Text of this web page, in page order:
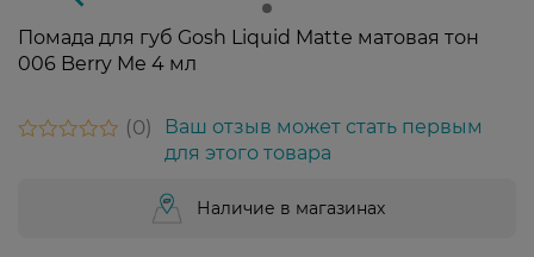
Помада для губ Gosh Liquid Matte матовая тон
006 Berry Me 4 мл
0
Ваш отзыв может стать первым
для этого товара
Наличие в магазинах